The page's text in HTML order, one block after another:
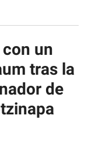
un
tras la
de